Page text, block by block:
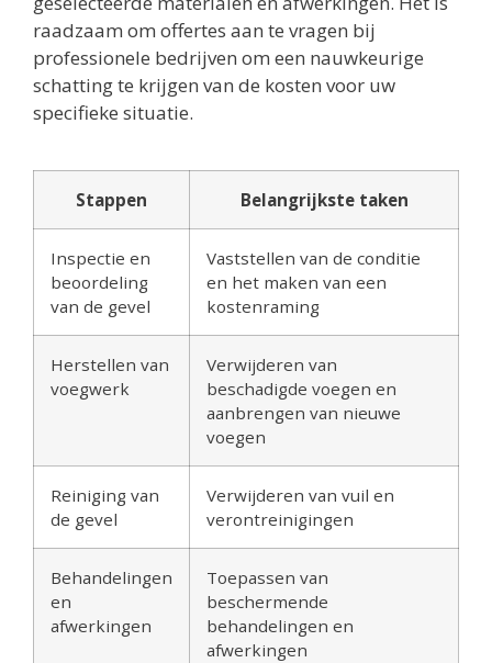
raadzaam om offertes aan te vragen bij
professionele bedrijven om een nauwkeurige
schatting te krijgen van de kosten voor uw
specifieke situatie.
Stappen Belangrijkste taken
Inspectie en
beoordeling
van de gevel
Vaststellen van de conditie
en het maken van een
kostenraming
Herstellen van
voegwerk
Verwijderen van
beschadigde voegen en
aanbrengen van nieuwe
voegen
Reiniging van
de gevel
Verwijderen van vuil en
verontreinigingen
Behandelingen
en
afwerkingen
Toepassen van
beschermende
behandelingen en
afwerkingen